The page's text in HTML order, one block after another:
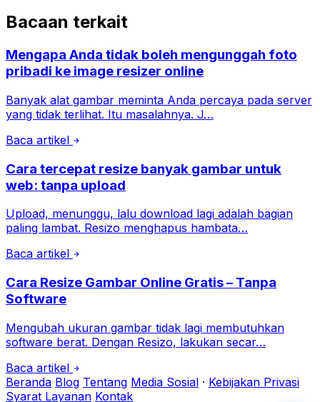
Bacaan terkait
Mengapa Anda tidak boleh mengunggah foto
pribadi ke image resizer online
Banyak alat gambar meminta Anda percaya pada server
yang tidak terlihat. Itu masalahnya. J…
Baca artikel
Cara tercepat resize banyak gambar untuk
web: tanpa upload
Upload, menunggu, lalu download lagi adalah bagian
paling lambat. Resizo menghapus hambata…
Baca artikel
Cara Resize Gambar Online Gratis – Tanpa
Software
Mengubah ukuran gambar tidak lagi membutuhkan
software berat. Dengan Resizo, lakukan secar…
Baca artikel
Beranda Blog Tentang Media Sosial · Kebijakan Privasi
Syarat Layanan Kontak